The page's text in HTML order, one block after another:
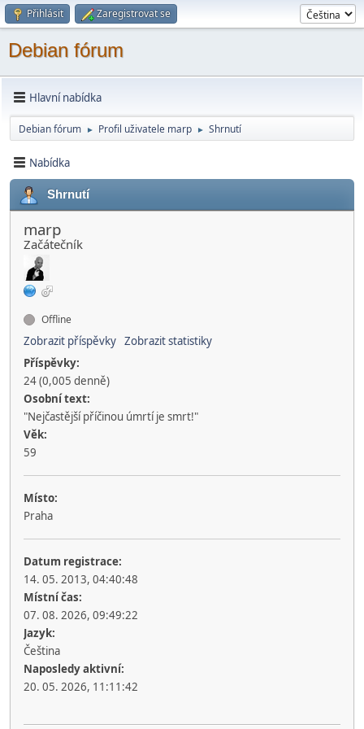
Přihlásit Zaregistrovat se
Debian fórum
Hlavní nabídka
Debian fórum ► Profil uživatele marp ► Shrnutí
Nabídka
Shrnutí
marp
Začátečník
Offline
Zobrazit příspěvky Zobrazit statistiky
Příspěvky:
24 (0,005 denně)
Osobní text:
"Nejčastější příčinou úmrtí je smrt!"
Věk:
59
Místo:
Praha
Datum registrace:
14. 05. 2013, 04:40:48
Místní čas:
07. 08. 2026, 09:49:22
Jazyk:
Čeština
Naposledy aktivní:
20. 05. 2026, 11:11:42